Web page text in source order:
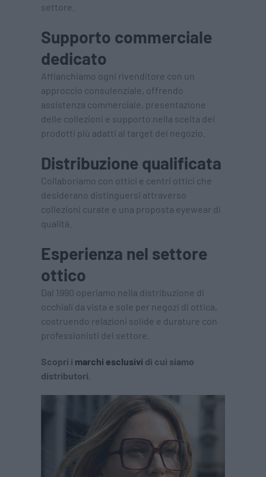
settore.
Supporto commerciale
dedicato
Affianchiamo ogni rivenditore con un
approccio consulenziale, offrendo
assistenza commerciale, presentazione
delle collezioni e supporto nella scelta dei
prodotti più adatti al target del negozio.
Distribuzione qualificata
Collaboriamo con ottici e centri ottici che
desiderano distinguersi attraverso
collezioni curate e una proposta eyewear di
qualità.
Esperienza nel settore
ottico
Dal 1990 operiamo nella distribuzione di
occhiali da vista e sole per negozi di ottica,
costruendo relazioni solide e durature con
professionisti del settore.
Scopri i marchi esclusivi di cui siamo
distributori.